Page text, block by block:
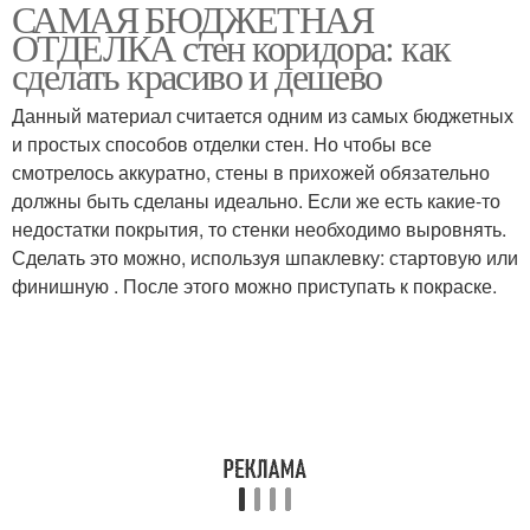
Решения для отделки
Гамма для бюджетной
отделки
Бюджетный вариант Вариант для отделки
Современные
тенденции
Коридор к бюджетной
отделке
САМАЯ БЮДЖЕТНАЯ
ОТДЕЛКА стен коридора: как
сделать красиво и дешево
Данный материал считается одним из самых бюджетных
и простых способов отделки стен. Но чтобы все
смотрелось аккуратно, стены в прихожей обязательно
должны быть сделаны идеально. Если же есть какие-то
недостатки покрытия, то стенки необходимо выровнять.
Сделать это можно, используя шпаклевку: стартовую или
финишную . После этого можно приступать к покраске.